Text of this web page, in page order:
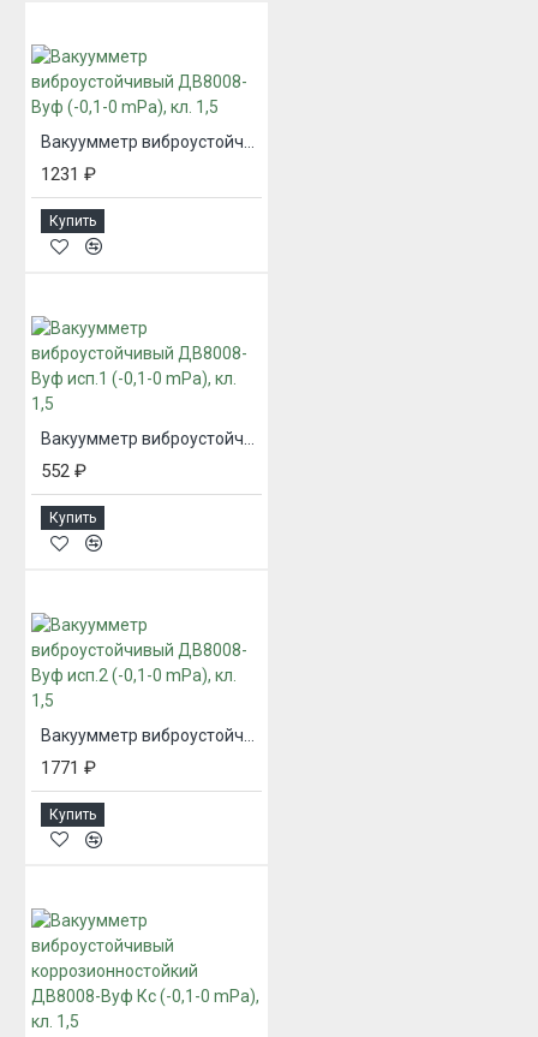
1231 ₽
Купить
552 ₽
Купить
1771 ₽
Купить